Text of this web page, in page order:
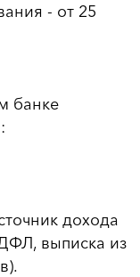
- от 25
банке
дохода
выписка из